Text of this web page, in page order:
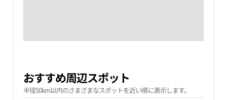
おすすめ周辺スポット
半径50km以内のさまざまなスポットを近い順に表示します。